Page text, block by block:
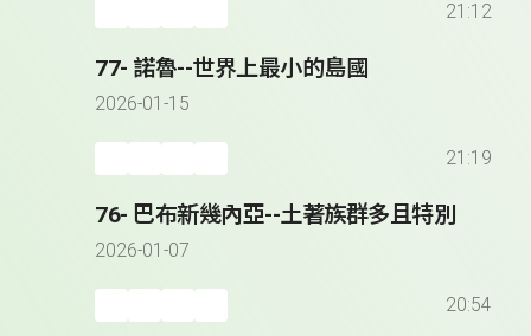
21:12
77- 諾魯--世界上最小的島國
2026-01-15
21:19
76- 巴布新幾內亞--土著族群多且特別
2026-01-07
20:54